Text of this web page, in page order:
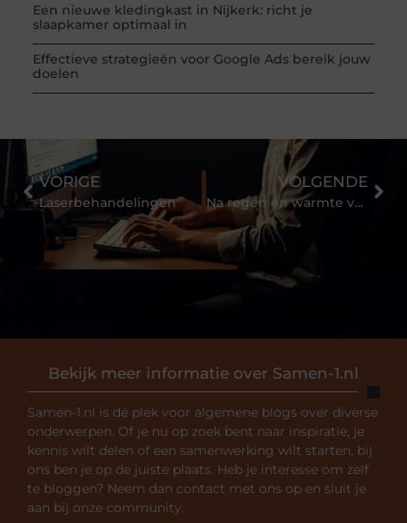
Een nieuwe kledingkast in Nijkerk: richt je
slaapkamer optimaal in
Effectieve strategieën voor Google Ads bereik jouw
doelen
Bekijk meer informatie over Samen-1.nl
Samen-1.nl is dé plek voor algemene blogs over diverse
onderwerpen. Of je nu op zoek bent naar inspiratie, je
kennis wilt delen of een samenwerking wilt starten, bij
ons ben je op de juiste plaats. Heb je interesse om zelf
te bloggen? Neem dan contact met ons op en sluit je
aan bij onze community.
VORIGE
Laserbehandelingen
VOLGENDE
Na regen en warmte volgen dazen en paardenvliegen